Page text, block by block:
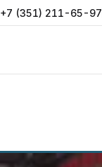
+7 (351) 211-65-97